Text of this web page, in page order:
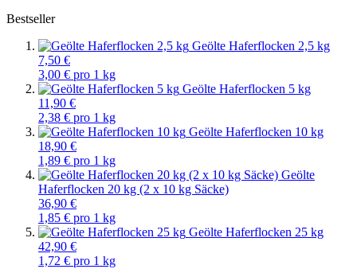
Bestseller
Geölte Haferflocken 2,5 kg
7,50 €
3,00 € pro 1 kg
Geölte Haferflocken 5 kg
11,90 €
2,38 € pro 1 kg
Geölte Haferflocken 10 kg
18,90 €
1,89 € pro 1 kg
Geölte
Haferflocken 20 kg (2 x 10 kg Säcke)
36,90 €
1,85 € pro 1 kg
Geölte Haferflocken 25 kg
42,90 €
1,72 € pro 1 kg